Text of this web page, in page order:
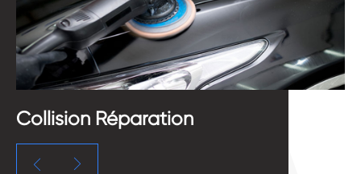
Collision Réparation
 